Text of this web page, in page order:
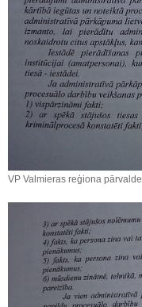
VP Valmieras reģiona